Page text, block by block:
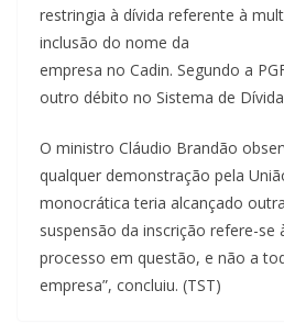
restringia à dívida referente à
inclusão do nome da
empresa no Cadin. Segundo a
outro débito no Sistema de
O ministro Cláudio Brandão
qualquer demonstração pela
monocrática teria alcançado
suspensão da inscrição refere-se
processo em questão, e não a
empresa”, concluiu. (TST)